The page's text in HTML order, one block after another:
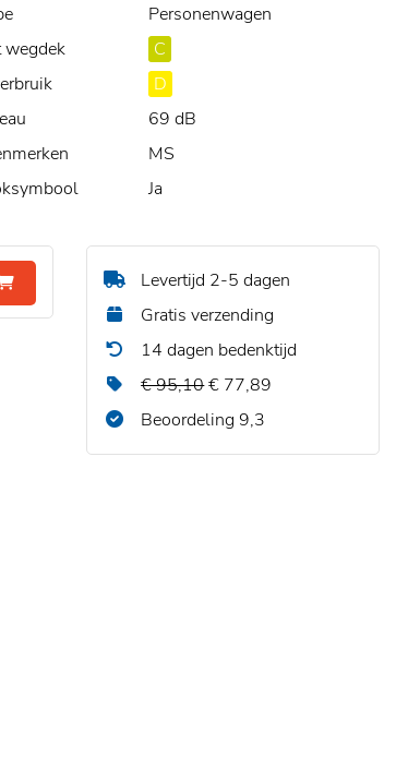
Personenwagen
wegdek
C
D
69 dB
MS
Ja
Levertijd 2-5 dagen
Gratis verzending
14 dagen bedenktijd
€ 95,10€ 77,89
Beoordeling 9,3